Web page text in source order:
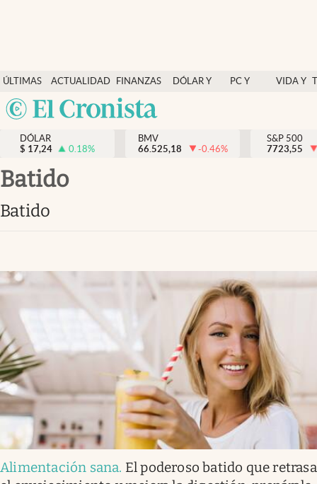
ÚLTIMAS
NOTICIAS
ACTUALIDAD
FINANZAS
Y
ECONOMÍA
DÓLAR Y
PC Y
VIDA Y
México
Actualidad
Finanzas y economía
Dólar y mercados
Opinión
Brand Strategy
Vida y estilo
Tv
Clima
Espiritualidad
Mediakit
abre en nueva pestaña
DÓLAR
$ 17,24 0.18%
BMV
66.525,18
-0.46%
S&P 500
7723,55
batido
batido
Alimentación sana. El poderoso batido que retrasa